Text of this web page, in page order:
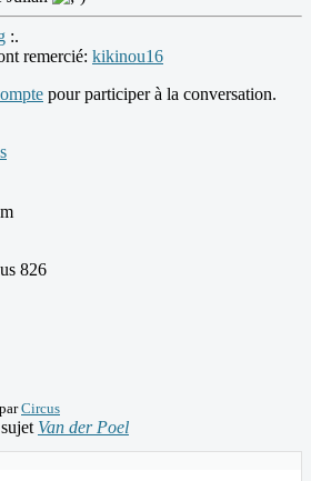
:.
remercié: kikinou16
pour participer à la conversation.
826
parCircus
Van der Poel